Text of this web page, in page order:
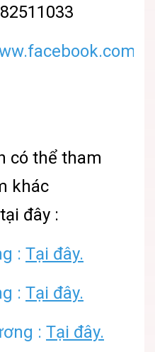
có thể tham
khác
tại đây :
: Tại đây.
: Tại đây.
: Tại đây.